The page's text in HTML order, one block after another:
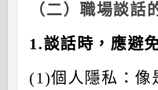
（二）職場談話
1.談話時， 應避
(1)個人隱私：像